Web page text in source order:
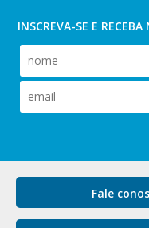
INSCREVA-SE E RECEBA
Fale